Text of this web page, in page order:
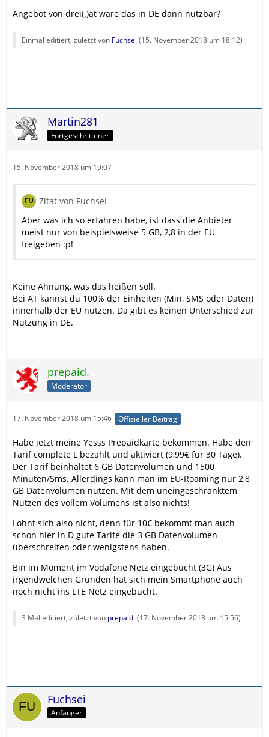
Angebot von drei(.)at wäre das in DE dann nutzbar?
Einmal editiert, zuletzt von Fuchsei (15. November 2018 um 18:12)
Martin281
Fortgeschrittener
15. November 2018 um 19:07
Zitat von Fuchsei
Aber was ich so erfahren habe, ist dass die Anbieter
meist nur von beispielsweise 5 GB, 2,8 in der EU
freigeben :p!
Keine Ahnung, was das heißen soll.
Bei AT kannst du 100% der Einheiten (Min, SMS oder Daten)
innerhalb der EU nutzen. Da gibt es keinen Unterschied zur
Nutzung in DE.
prepaid.
Moderator
17. November 2018 um 15:46 Offizieller Beitrag
Habe jetzt meine Yesss Prepaidkarte bekommen. Habe den
Tarif complete L bezahlt und aktiviert (9,99€ für 30 Tage).
Der Tarif beinhaltet 6 GB Datenvolumen und 1500
Minuten/Sms. Allerdings kann man im EU-Roaming nur 2,8
GB Datenvolumen nutzen. Mit dem uneingeschränktem
Nutzen des vollem Volumens ist also nichts!
Lohnt sich also nicht, denn für 10€ bekommt man auch
schon hier in D gute Tarife die 3 GB Datenvolumen
überschreiten oder wenigstens haben.
Bin im Moment im Vodafone Netz eingebucht (3G) Aus
irgendwelchen Gründen hat sich mein Smartphone auch
noch nicht ins LTE Netz eingebucht.
3 Mal editiert, zuletzt von prepaid.(17. November 2018 um 15:56)
Fuchsei
Anfänger